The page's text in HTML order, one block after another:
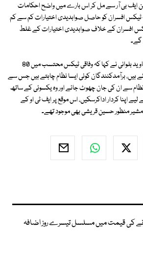
ایف بی آر سے مل کر اس بارے میں واضح احکامات
ٹیکس افسران کو حاصل صوابدیدی اختیارات کم سے کم
افسران کے خلاف صوابدیدی اختیارات کے غلط
گے۔
پی ایچ ایم اے کے چیئرمین جاوید بلوانی نے کہا کہ وفاقی ٹیکس محتسب میں 80
ہیں، برآمدکنندگان کوئی ایسا نظام چاہتے ہیں جس سے
سے ان کی جان چھوٹ جائے اور وہ یکسوئی کے ساتھ
اپنا کردار اداکرسکیں، اس موقع پر ایف ٹی او کے
منظور حسین قریشی بھی موجود تھے۔
کی قیمت میں مسلسل تیسرے روز اضافہ